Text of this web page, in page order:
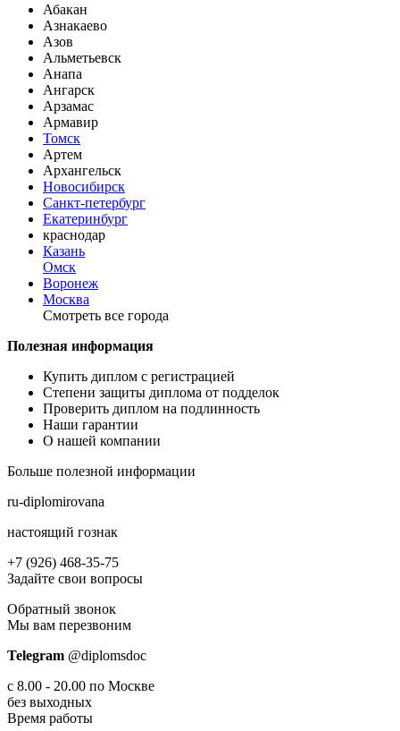
Абакан
Азнакаево
Азов
Альметьевск
Анапа
Ангарск
Арзамас
Армавир
Томск
Артем
Архангельск
Новосибирск
Санкт-петербург
Екатеринбург
краснодар
Казань
Омск
Воронеж
Москва
Смотреть все города
Полезная информация
Купить диплом с регистрацией
Степени защиты диплома от подделок
Проверить диплом на подлинность
Наши гарантии
О нашей компании
Больше полезной информации
ru-diplomirovana
настоящий гознак
+7 (926) 468-35-75
Задайте свои вопросы
Обратный звонок
Мы вам перезвоним
Telegram @diplomsdoс
с 8.00 - 20.00 по Москве
без выходных
Время работы